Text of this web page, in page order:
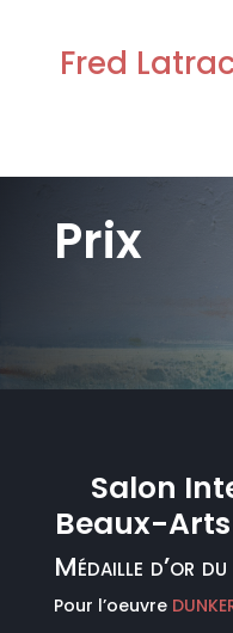
Fred
Prix
Salon
Beaux-
Médaille d’or
Pour l’oeuvre